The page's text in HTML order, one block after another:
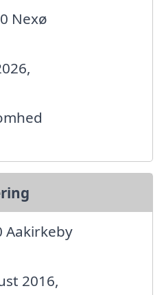
Nexø
Aakirkeby
2016,